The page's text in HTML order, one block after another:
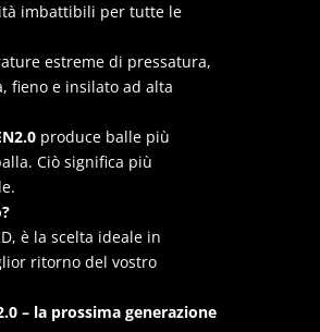
imbattibili per tutte le
estreme di pressatura,
fieno e insilato ad alta
produce balle più
Ciò significa più
è la scelta ideale in
ritorno del vostro
– la prossima generazione